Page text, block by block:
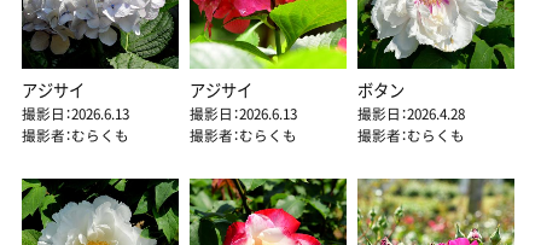
アジサイ
撮影日：2026.6.13
撮影者：むらくも
アジサイ
撮影日：2026.6.13
撮影者：むらくも
ボタン
撮影日：2026.4.28
撮影者：むらくも